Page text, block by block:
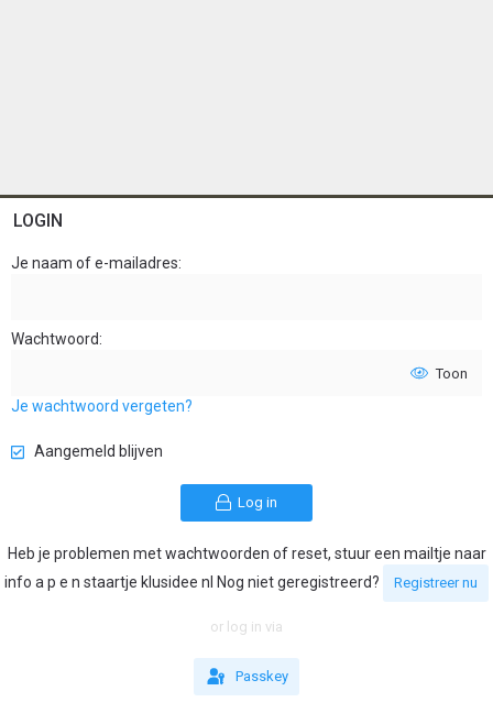
LOGIN
Je naam of e-mailadres
Wachtwoord
Toon
Je wachtwoord vergeten?
Aangemeld blijven
Log in
Heb je problemen met wachtwoorden of reset, stuur een mailtje naar
info a p e n staartje klusidee nl Nog niet geregistreerd?
Registreer nu
or log in via
Passkey